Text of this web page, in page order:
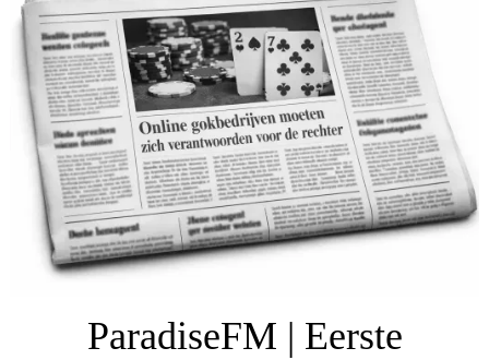
ParadiseFM | Eerste